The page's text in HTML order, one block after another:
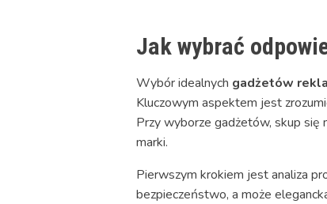
Jak wybrać
Wybór idealnych gadżetów
Kluczowym aspektem jest
Przy wyborze gadżetów, skup się
marki.
Pierwszym krokiem jest analiza
bezpieczeństwo, a może